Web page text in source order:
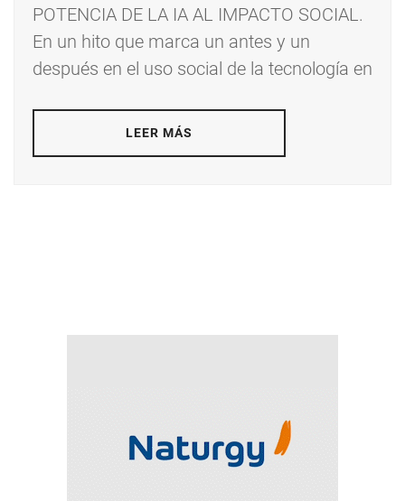
POTENCIA DE LA IA AL IMPACTO SOCIAL.
En un hito que marca un antes y un
después en el uso social de la tecnología en
LEER MÁS